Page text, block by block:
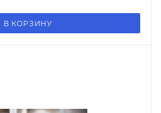
В КОРЗИНУ